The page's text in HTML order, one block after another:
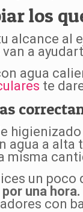
los
alcance
a
agua
te
agua a alta
misma
un
una hora.
con